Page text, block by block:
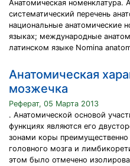
Анатомическая номенклатура.
систематический перечень
национальные анатомические
языках; международные
латинском языке Nomina
Анатомическая
мозжечка
Реферат, 05 Марта 2013
. Анатомической основой
функциях являются его
зонами коры
головного мозга и
этом было отмечено